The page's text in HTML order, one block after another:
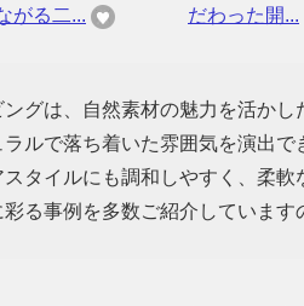
がる二...
だわった開...
グは、自然素材の魅力を活か
ルで落ち着いた雰囲気を演出
タイルにも調和しやすく、柔
る事例を多数ご紹介していま